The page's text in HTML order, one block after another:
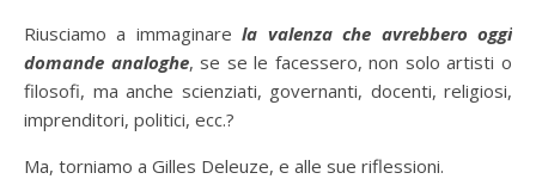
Riusciamo a immaginarela valenza che avrebbero oggi
domande analoghe, se se le facessero, non solo artisti o
filosofi, ma anche scienziati, governanti, docenti, religiosi,
imprenditori, politici, ecc.?
Ma, torniamo a Gilles Deleuze, e alle sue riflessioni.